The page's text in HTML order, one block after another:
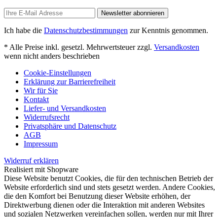
Newsletter abonnieren
Ich habe die Datenschutzbestimmungen zur Kenntnis genommen.
* Alle Preise inkl. gesetzl. Mehrwertsteuer zzgl. Versandkosten
wenn nicht anders beschrieben
Cookie-Einstellungen
Erklärung zur Barrierefreiheit
Wir für Sie
Kontakt
Liefer- und Versandkosten
Widerrufsrecht
Privatsphäre und Datenschutz
AGB
Impressum
Widerruf erklären
Realisiert mit Shopware
Diese Website benutzt Cookies, die für den technischen Betrieb der
Website erforderlich sind und stets gesetzt werden. Andere Cookies,
die den Komfort bei Benutzung dieser Website erhöhen, der
Direktwerbung dienen oder die Interaktion mit anderen Websites
und sozialen Netzwerken vereinfachen sollen, werden nur mit Ihrer